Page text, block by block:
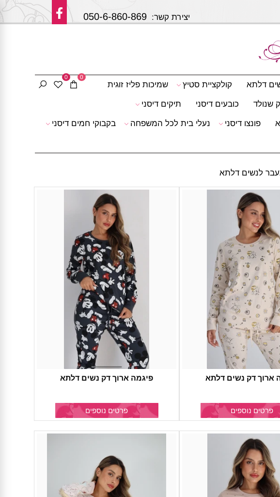
יצירת קשר: 050-6-860-869
0 0
דלתא קולקציית סטיץ שמיכות פליז זוגית
שנולד כובעים דיסני תיקים דיסני
פונצו דיסני נעלי בית לכל המשפחה בקבוקי חמים דיסני
לנשים דלתא
ארוך דק נשים דלתא
פרטים נוספים
פיגמה ארוך דק נשים דלתא
פרטים נוספים